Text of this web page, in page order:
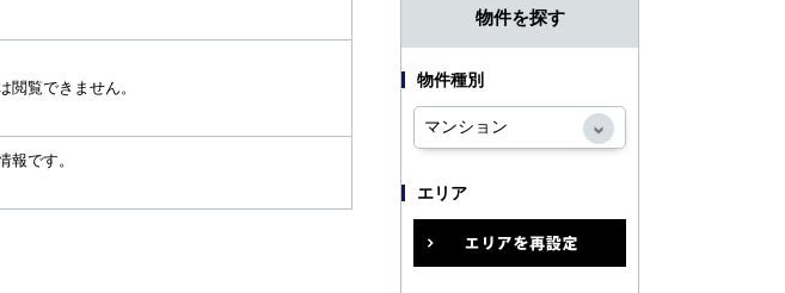
閲覧できません。
報です。
物件を探す
物件種別
エリア